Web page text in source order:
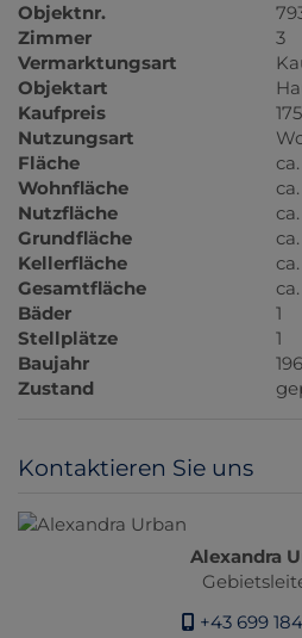
Objektnr.
Zimmer
3
Vermarktungsart
Objektart
Kaufpreis
Nutzungsart
Fläche
Wohnfläche
Nutzfläche
Grundfläche
Kellerfläche
Gesamtfläche
Bäder
1
Stellplätze
1
Baujahr
Zustand
Kontaktieren Sie uns
Alexandra
+43 699